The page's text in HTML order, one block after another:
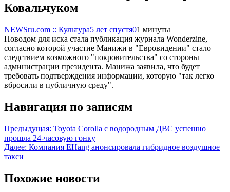
Ковальчуком
NEWSru.com :: Культура5 лет спустя01 минуты
Поводом для иска стала публикация журнала Wonderzine,
согласно которой участие Манижи в "Евровидении" стало
следствием возможного "покровительства" со стороны
администрации президента. Манижа заявила, что будет
требовать подтверждения информации, которую "так легко
вбросили в публичную среду".
Навигация по записям
Предыдущая: Toyota Corolla с водородным ДВС успешно
прошла 24-часовую гонку
Далее: Компания EHang анонсировала гибридное воздушное
такси
Похожие новости